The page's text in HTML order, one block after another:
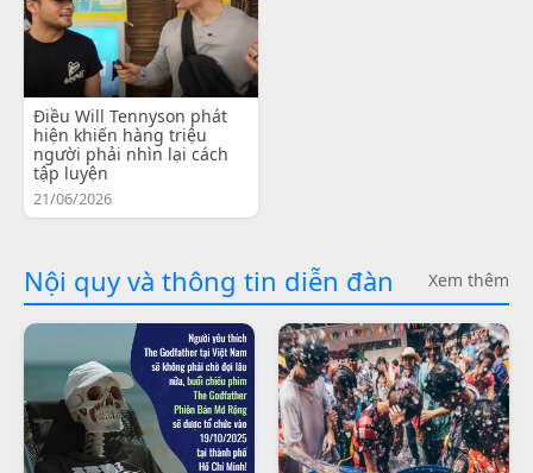
Điều Will Tennyson phát
hiện khiến hàng triệu
người phải nhìn lại cách
tập luyện
21/06/2026
Nội quy và thông tin diễn đàn Xem thêm